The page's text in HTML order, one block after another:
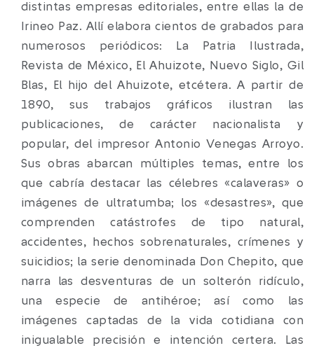
distintas empresas editoriales, entre ellas la de
Irineo Paz. Allí elabora cientos de grabados para
numerosos periódicos: La Patria Ilustrada,
Revista de México, El Ahuizote, Nuevo Siglo, Gil
Blas, El hijo del Ahuizote, etcétera. A partir de
1890, sus trabajos gráficos ilustran las
publicaciones, de carácter nacionalista y
popular, del impresor Antonio Venegas Arroyo.
Sus obras abarcan múltiples temas, entre los
que cabría destacar las célebres «calaveras» o
imágenes de ultratumba; los «desastres», que
comprenden catástrofes de tipo natural,
accidentes, hechos sobrenaturales, crímenes y
suicidios; la serie denominada Don Chepito, que
narra las desventuras de un solterón ridículo,
una especie de antihéroe; así como las
imágenes captadas de la vida cotidiana con
inigualable precisión e intención certera. Las